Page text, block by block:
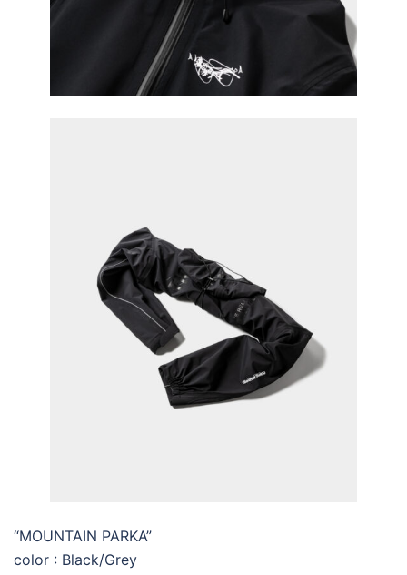
“MOUNTAIN PARKA”
color : Black/Grey